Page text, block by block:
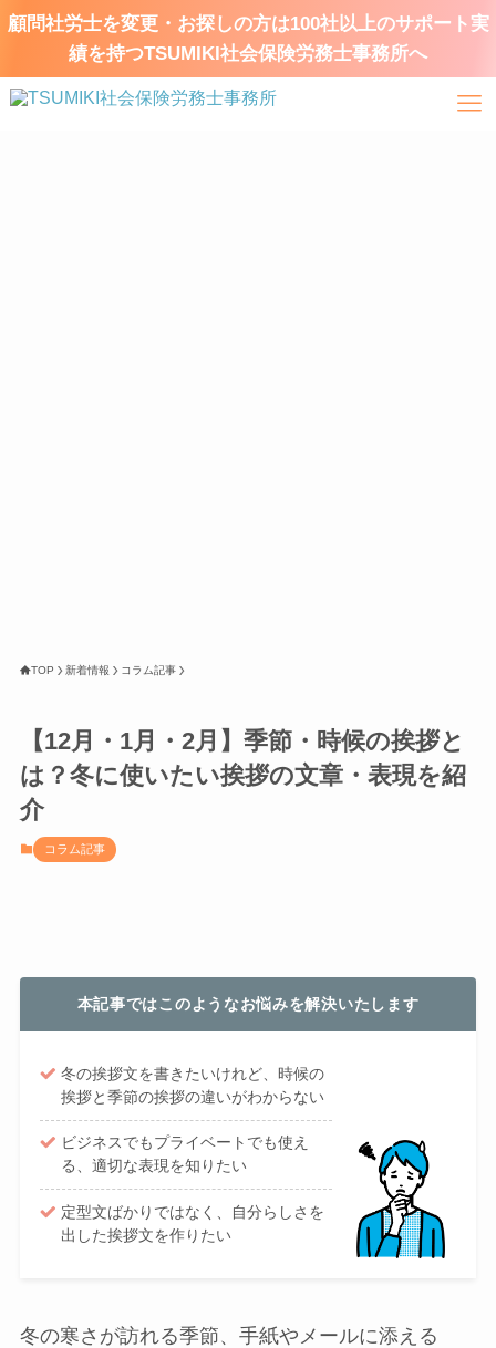
顧問社労士を変更・お探しの方は100社以上のサポート実
績を持つTSUMIKI社会保険労務士事務所へ
TOP 新着情報 コラム記事
【12月・1月・2月】季節・時候の挨拶と
は？冬に使いたい挨拶の文章・表現を紹
介
コラム記事
本記事ではこのようなお悩みを解決いたします
冬の挨拶文を書きたいけれど、時候の
挨拶と季節の挨拶の違いがわからない
ビジネスでもプライベートでも使え
る、適切な表現を知りたい
定型文ばかりではなく、自分らしさを
出した挨拶文を作りたい
冬の寒さが訪れる季節、手紙やメールに添える